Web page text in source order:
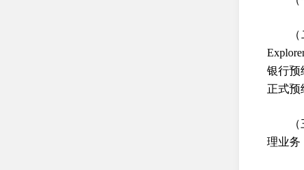
银行预
正式预
理业务